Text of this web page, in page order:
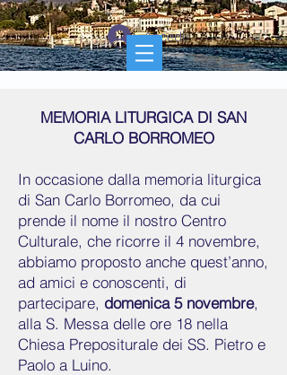
Accedi
MEMORIA LITURGICA DI SAN
CARLO BORROMEO
In occasione dalla memoria liturgica
di San Carlo Borromeo, da cui
prende il nome il nostro Centro
Culturale, che ricorre il 4 novembre,
abbiamo proposto anche quest’anno,
ad amici e conoscenti, di
partecipare, domenica 5 novembre,
alla S. Messa delle ore 18 nella
Chiesa Prepositurale dei SS. Pietro e
Paolo a Luino.